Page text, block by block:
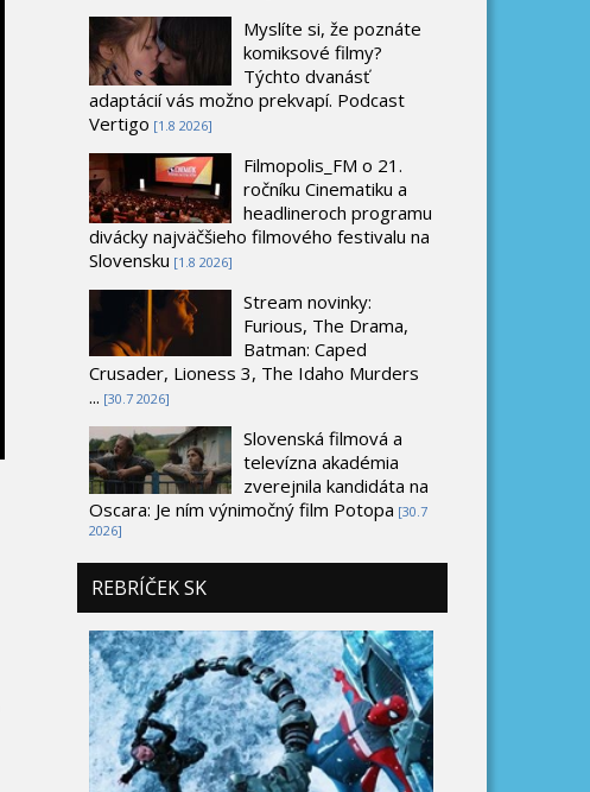
Myslíte si, že poznáte
komiksové filmy?
Týchto dvanásť
adaptácií vás možno prekvapí. Podcast
Vertigo [1.8 2026]
Filmopolis_FM o 21.
ročníku Cinematiku a
headlineroch programu
divácky najväčšieho filmového festivalu na
Slovensku [1.8 2026]
Stream novinky:
Furious, The Drama,
Batman: Caped
Crusader, Lioness 3, The Idaho Murders
... [30.7 2026]
Slovenská filmová a
televízna akadémia
zverejnila kandidáta na
Oscara: Je ním výnimočný film Potopa [30.7
2026]
REBRÍČEK SK